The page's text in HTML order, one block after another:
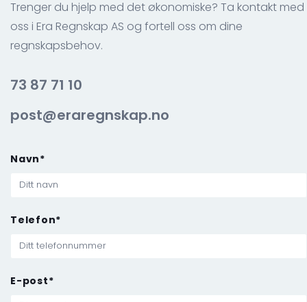
Trenger du hjelp med det økonomiske? Ta kontakt med
oss i Era Regnskap AS og fortell oss om dine
regnskapsbehov.
73 87 71 10
post@eraregnskap.no
Navn*
Telefon*
E-post*